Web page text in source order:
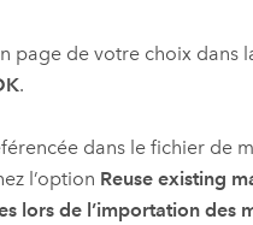
page de votre choix dans
.
dans le fichier de
l’option Reuse existing
lors de l’importation des